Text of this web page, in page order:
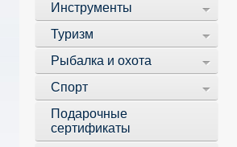
Инструменты
Туризм
Рыбалка и охота
Спорт
Подарочные
сертификаты